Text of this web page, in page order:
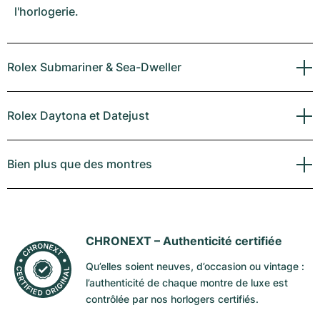
l'horlogerie.
Rolex Submariner & Sea-Dweller
Rolex Daytona et Datejust
Bien plus que des montres
CHRONEXT – Authenticité certifiée
Qu’elles soient neuves, d’occasion ou vintage :
l’authenticité de chaque montre de luxe est
contrôlée par nos horlogers certifiés.